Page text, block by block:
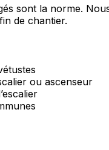
sont la norme.
de chantier.
ou ascenseur